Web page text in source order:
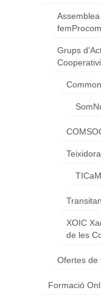
Grups
XOIC
de les
Ofertes de
Formació